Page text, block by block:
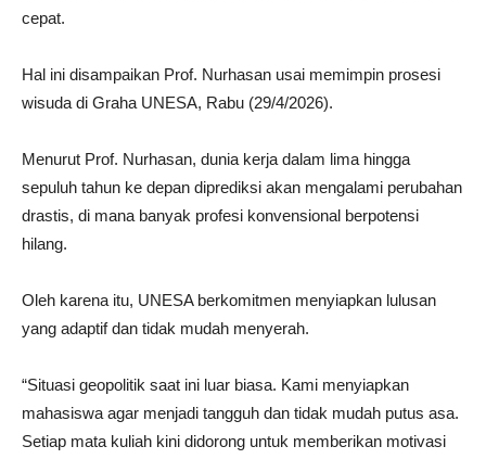
cepat.
Hal ini disampaikan Prof. Nurhasan usai memimpin prosesi
wisuda di Graha UNESA, Rabu (29/4/2026).
Menurut Prof. Nurhasan, dunia kerja dalam lima hingga
sepuluh tahun ke depan diprediksi akan mengalami perubahan
drastis, di mana banyak profesi konvensional berpotensi
hilang.
Oleh karena itu, UNESA berkomitmen menyiapkan lulusan
yang adaptif dan tidak mudah menyerah.
“Situasi geopolitik saat ini luar biasa. Kami menyiapkan
mahasiswa agar menjadi tangguh dan tidak mudah putus asa.
Setiap mata kuliah kini didorong untuk memberikan motivasi